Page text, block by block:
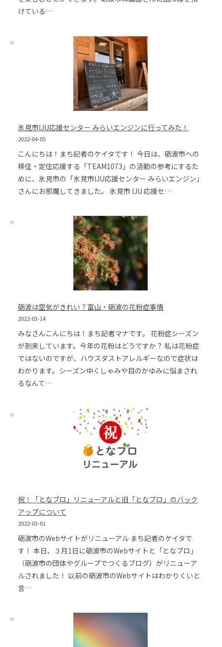
けている…
氷見市IJU応援センター みらいエンジンに行ってみた！
2022-04-05
こんにちは！まち記者のケイタです！ 今日は、砺波市への
移住・定住応援する「TEAM1073」の活動の参考にするた
めに、氷見市の「氷見市IJU応援センター みらいエンジン」
さんにお邪魔してきました。 氷見市 IJU 応援セ…
砺波は空気がきれい？富山・砺波の花粉症事情
2022-03-14
みなさんこんにちは！まち記者マナです。 花粉症シーズン
が到来しています。今年の花粉はどうですか？ 私は花粉症
ではないのですが、ハウスダストアレルギーなので症状は
わかります。シーズン中くしゃみや目のかゆみに悩まされ
るなんて…
祝！「となブロ」リニューアルと旧「となブロ」のバック
アップについて
2022-03-01
砺波市のWebサイトがリニューアル まち記者のケイタで
す！ 本日、３月1日に砺波市のWebサイトと「となブロ」
（砺波市の団体やグループでつくるブログ）がリニューア
ルされました！ 以前の砺波市のWebサイトはわかりくいと
言…